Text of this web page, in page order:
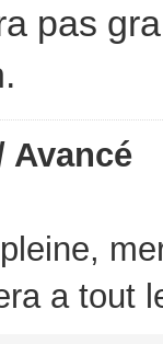
pas
Avancé
a tout